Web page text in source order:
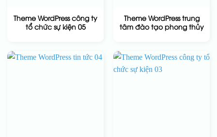
Theme WordPress công ty
tổ chức sự kiện 05
Theme WordPress trung
tâm đào tạo phong thủy